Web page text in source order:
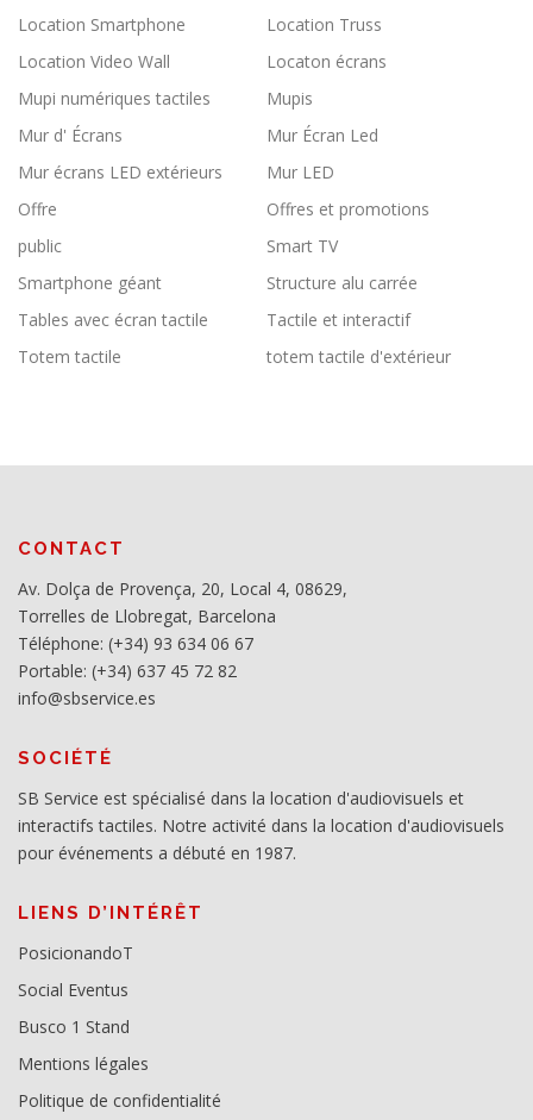
Location Smartphone
Location Truss
Location Video Wall
Locaton écrans
Mupi numériques tactiles
Mupis
Mur d' Écrans
Mur Écran Led
Mur écrans LED extérieurs
Mur LED
Offre
Offres et promotions
public
Smart TV
Smartphone géant
Structure alu carrée
Tables avec écran tactile
Tactile et interactif
Totem tactile
totem tactile d'extérieur
CONTACT
Av. Dolça de Provença, 20, Local 4, 08629,
Torrelles de Llobregat, Barcelona
Téléphone: (+34) 93 634 06 67
Portable: (+34) 637 45 72 82
info@sbservice.es
SOCIÉTÉ
SB Service est spécialisé dans la location d'audiovisuels et
interactifs tactiles. Notre activité dans la location d'audiovisuels
pour événements a débuté en 1987.
LIENS D’INTÉRÊT
PosicionandoT
Social Eventus
Busco 1 Stand
Mentions légales
Politique de confidentialité